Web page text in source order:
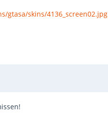
gtasa/skins/4136_screen02.jpg